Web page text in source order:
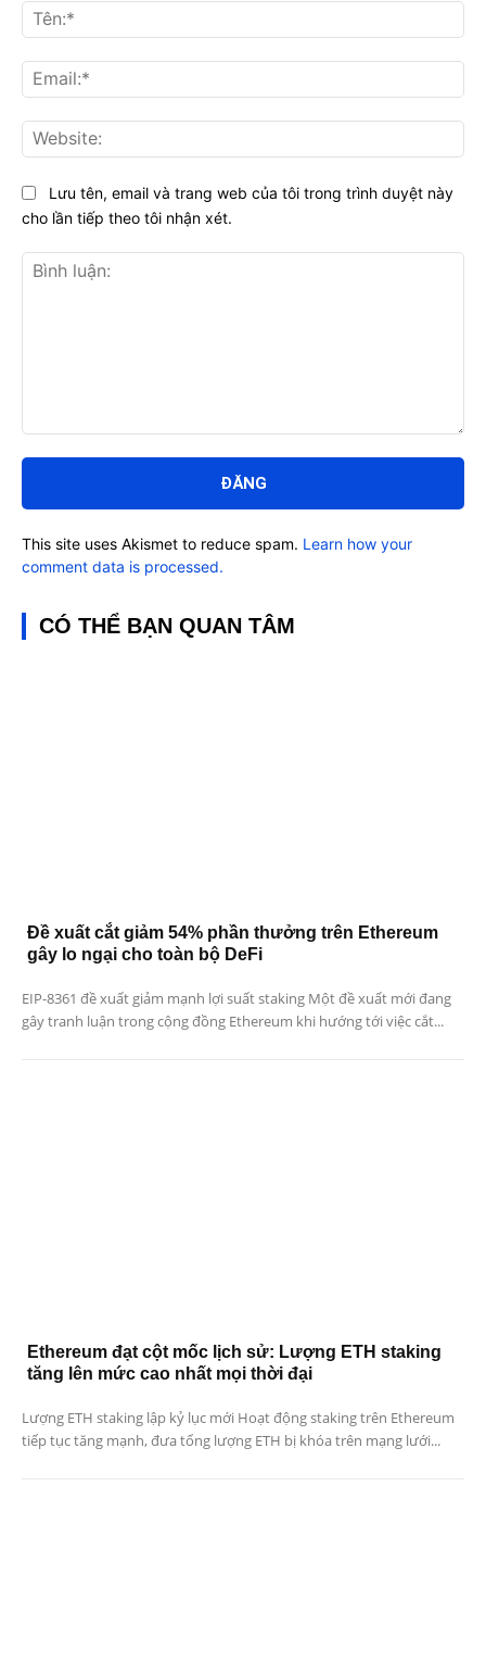
luận:
Lưu tên, email và trang web của tôi trong trình duyệt này
cho lần tiếp theo tôi nhận xét.
This site uses Akismet to reduce spam. Learn how your
comment data is processed.
CÓ THỂ BẠN QUAN TÂM
Đề xuất cắt giảm 54% phần thưởng trên Ethereum
gây lo ngại cho toàn bộ DeFi
EIP-8361 đề xuất giảm mạnh lợi suất staking Một đề xuất mới đang
gây tranh luận trong cộng đồng Ethereum khi hướng tới việc cắt...
Ethereum đạt cột mốc lịch sử: Lượng ETH staking
tăng lên mức cao nhất mọi thời đại
Lượng ETH staking lập kỷ lục mới Hoạt động staking trên Ethereum
tiếp tục tăng mạnh, đưa tổng lượng ETH bị khóa trên mạng lưới...